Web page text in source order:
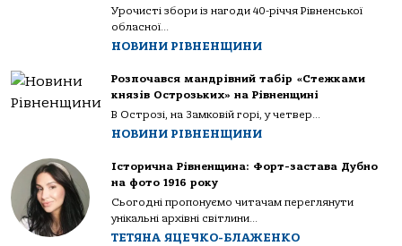
Урочисті збори із нагоди 40-річчя Рівненської
обласної...
НОВИНИ РІВНЕНЩИНИ
Розпочався мандрівний табір «Стежками
князів Острозьких» на Рівненщині
В Острозі, на Замковій горі, у четвер...
НОВИНИ РІВНЕНЩИНИ
Історична Рівненщина: Форт-застава Дубно
на фото 1916 року
Сьогодні пропонуємо читачам переглянути
унікальні архівні світлини...
ТЕТЯНА ЯЦЕЧКО-БЛАЖЕНКО